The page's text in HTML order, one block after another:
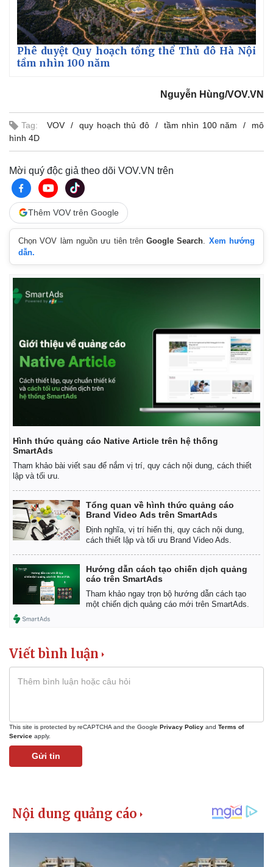
Pháp luật
Tin nóng
Tư vấn luật
Quân sự - Quốc phòng
Phân tích
Phê duyệt Quy hoạch tổng thể Thủ đô Hà Nội
tầm nhìn 100 năm
Nguyễn Hùng/VOV.VN
Tag: VOV quy hoạch thủ đô tầm nhìn 100 năm
mô
hình 4D
Mời quý độc giả theo dõi VOV.VN trên
Thêm VOV trên Google
Chọn VOV làm nguồn ưu tiên trênGoogle Search
Xem hướng
dẫn.
Hình thức quảng cáo Native Article trên hệ thống
SmartAds
Tham khảo bài viết sau để nắm vị trí, quy cách nội dung, cách thiết
lập và tối ưu.
Tổng quan về hình thức quảng cáo
Brand Video Ads trên SmartAds
Định nghĩa, vị trí hiển thị, quy cách nội dung,
cách thiết lập và tối ưu Brand Video Ads.
Hướng dẫn cách tạo chiến dịch quảng
cáo trên SmartAds
Tham khảo ngay trọn bộ hướng dẫn cách tạo
một chiến dịch quảng cáo mới trên SmartAds.
Viết bình luận
This site is protected by reCAPTCHA and the Google Privacy Policy and Terms of
Service apply.
Gửi tin